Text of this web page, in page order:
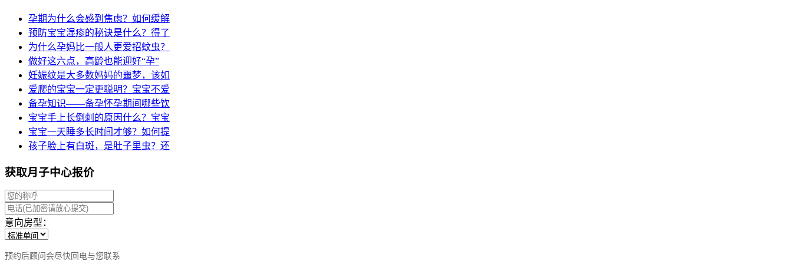
孕期为什么会感到焦虑？如何缓解
预防宝宝湿疹的秘诀是什么？得了
为什么孕妈比一般人更爱招蚊虫？
做好这六点，高龄也能迎好“孕”
妊娠纹是大多数妈妈的噩梦，该如
爱爬的宝宝一定更聪明？宝宝不爱
备孕知识——备孕怀孕期间哪些饮
宝宝手上长倒刺的原因什么？宝宝
宝宝一天睡多长时间才够？如何提
孩子脸上有白斑，是肚子里虫？还
获取月子中心报价
意向房型：
预约后顾问会尽快回电与您联系